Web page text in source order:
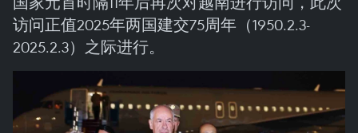
访问正值2025年两国建交75周年（1950.2.3-
2025.2.3）之际进行。